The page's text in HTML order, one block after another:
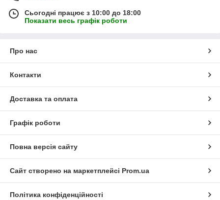
Сьогодні працює з 10:00 до 18:00
Показати весь графік роботи
Про нас
Контакти
Доставка та оплата
Графік роботи
Повна версія сайту
Сайт створено на маркетплейсі Prom.ua
Політика конфіденційності